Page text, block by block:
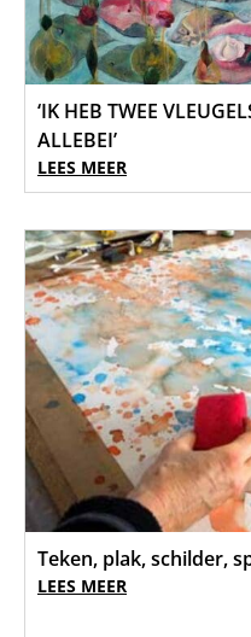
‘IK HEB TWEE
ALLEBEI’
LEES MEER
Teken, plak, schilder,
LEES MEER